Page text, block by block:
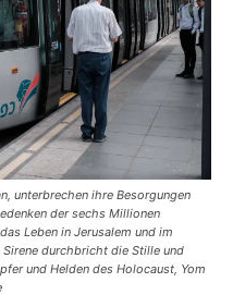
unterbrechen ihre Besorgungen
der sechs Millionen
Leben in Jerusalem und im
durchbricht die Stille und
und Helden des Holocaust, Yom